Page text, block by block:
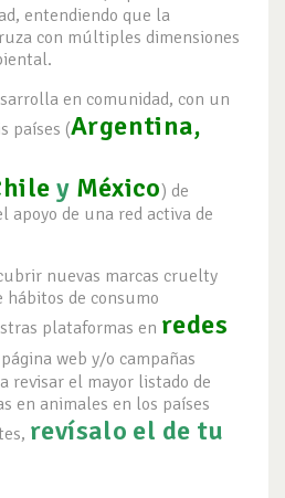
entendiendo que la
con múltiples dimensiones
en comunidad, con un
países (Argentina,
y México) de
apoyo de una red activa de
nuevas marcas cruelty
de consumo
plataformas en redes
web y/o campañas
revisar el mayor listado de
en animales en los países
revísalo el de tu